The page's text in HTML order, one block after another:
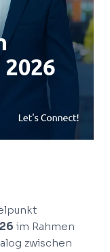
im Rahmen
zwischen